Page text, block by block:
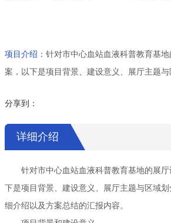
项目介绍： 针对市中心血站血液科普教育基
案，以下是项目背景、建设意义、展厅主题与
分享到：
详细介绍
针对市中心血站血液科普教育基地的展
下是项目背景、建设意义、展厅主题与区域
细介绍以及方案总结的汇报内容。